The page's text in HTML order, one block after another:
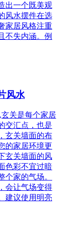
出一个既美观
风水摆件在选
家居风格注重
不失内涵。例
风水
关是每个家居
交汇点，也是
玄关墙面的布
的家居环境更
玄关墙面的风
色彩不宜过暗
家的气场。
会让气场变得
建议使用明亮